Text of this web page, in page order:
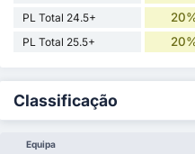
PL Total 24.5+
PL Total 25.5+
Classificação
Equipa